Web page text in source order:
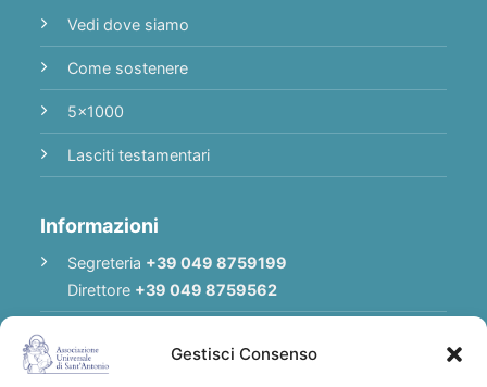
Gestisci Consenso
Vedi dove siamo
Come sostenere
5x1000
Lasciti testamentari
Informazioni
Segreteria +39 049 8759199
Direttore +39 049 8759562
E-mail